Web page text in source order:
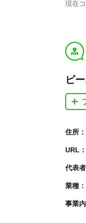
現在
y
ピ
住所：
URL：
代表者
業種：
事業内